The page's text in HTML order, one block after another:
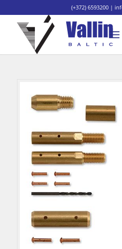
(+372) 6593200 |